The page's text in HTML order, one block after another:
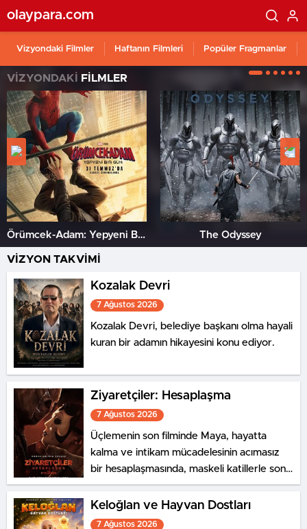
olaypara.com
Vizyondaki Filmler Haftanın Filmleri Popüler Fragmanlar
VİZYONDAKİ FİLMLER
Örümcek-Adam: Yepyeni Bir Gün The Odyssey
VİZYON TAKVİMİ
Kozalak Devri
7 Ağustos 2026
Kozalak Devri, belediye başkanı olma hayali
kuran bir adamın hikayesini konu ediyor.
Ziyaretçiler: Hesaplaşma
7 Ağustos 2026
Üçlemenin son filminde Maya, hayatta
kalma ve intikam mücadelesinin acımasız
bir hesaplaşmasında, maskeli katillerle son
bir kez karşı karşıya geliyor.
Keloğlan ve Hayvan Dostları
7 Ağustos 2026